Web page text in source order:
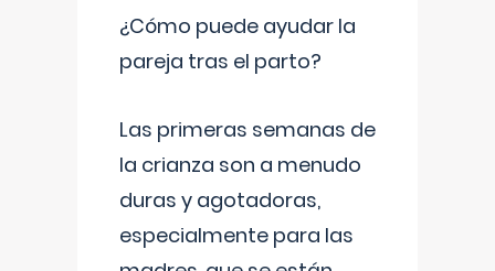
¿Cómo puede ayudar la
pareja tras el parto?
Las primeras semanas de
la crianza son a menudo
duras y agotadoras,
especialmente para las